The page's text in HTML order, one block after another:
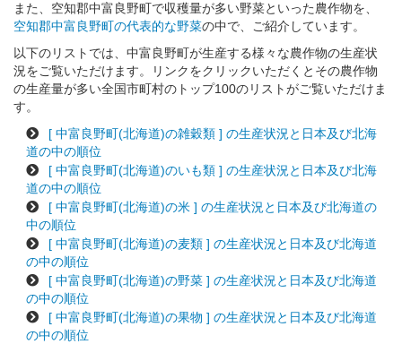
また、空知郡中富良野町で収穫量が多い野菜といった農作物を、
空知郡中富良野町の代表的な野菜の中で、ご紹介しています。
以下のリストでは、中富良野町が生産する様々な農作物の生産状
況をご覧いただけます。リンクをクリックいただくとその農作物
の生産量が多い全国市町村のトップ100のリストがご覧いただけま
す。
[ 中富良野町(北海道)の雑穀類 ] の生産状況と日本及び北海
道の中の順位
[ 中富良野町(北海道)のいも類 ] の生産状況と日本及び北海
道の中の順位
[ 中富良野町(北海道)の米 ] の生産状況と日本及び北海道の
中の順位
[ 中富良野町(北海道)の麦類 ] の生産状況と日本及び北海道
の中の順位
[ 中富良野町(北海道)の野菜 ] の生産状況と日本及び北海道
の中の順位
[ 中富良野町(北海道)の果物 ] の生産状況と日本及び北海道
の中の順位